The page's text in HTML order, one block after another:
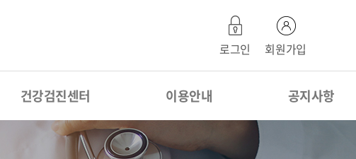
로그인 회원가입
건강검진센터
건강검진 안내
이용안내
진료시간 안내
공지사항